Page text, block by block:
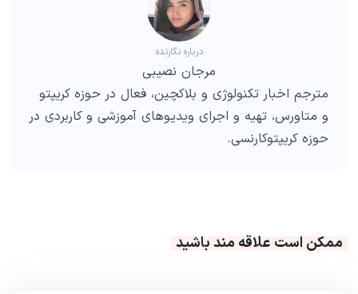
درباره نگارنده
مرجان نصیبی
مترجم اخبار تکنولوژی و بلاکچین، فعال در حوزه کریپتو
و متاورس، تهیه و اجرای ویدیوهای آموزشی و کاربردی در
حوزه کریپتوکارنسی.
ممکن است علاقه مند باشید